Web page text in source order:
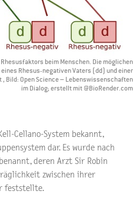
beim Menschen. Die möglichen
Rhesus-negativen Vaters (dd) und einer
Bild: Open Science – Lebenswissenschaften
im Dialog; erstellt mit @BioRender.com
Cellano-System bekannt,
dar. Es wurde nach
deren Arzt Sir Robin
zwischen ihrer
feststellte.